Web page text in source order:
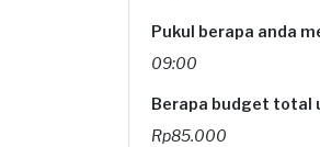
Pukul berapa anda
09:00
Berapa budget total
Rp85.000